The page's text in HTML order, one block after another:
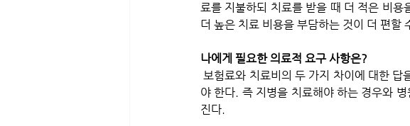
료를 지불하되 치료를 받을 때 더 적은 비
더 높은 치료 비용을 부담하는 것이 더 편할
나에게 필요한 의료적 요구 사항은?
보험료와 치료비의 두 가지 차이에 대한 답을 결정하려면 의학적 요구 사항과 의사가 네트워크에 있는지 평가해
야 한다. 즉 지병을 치료해야 하는 경우와
진다.